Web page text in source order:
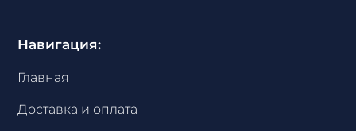
Навигация:
Главная
Доставка и оплата